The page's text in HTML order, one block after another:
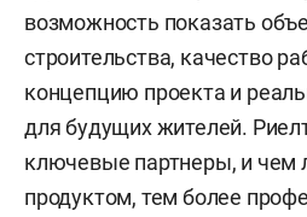
возможность показать
строительства, качество
концепцию проекта и
для будущих жителей.
ключевые партнеры, и чем
продуктом, тем более